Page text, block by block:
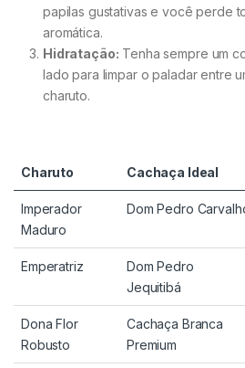
papilas gustativas e você perde
aromática.
Hidratação: Tenha sempre um
lado para limpar o paladar entre
charuto.
Charuto Cachaça Ideal
Imperador
Maduro
Dom Pedro
Emperatriz
Dom Pedro
Jequitibá
Dona Flor
Robusto
Cachaça Branca
Premium